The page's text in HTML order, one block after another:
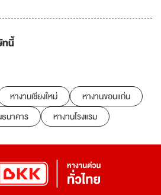
ทนี้
หางานเชียงใหม่
หางานขอนแก่น
นาคาร หางานโรงแรม